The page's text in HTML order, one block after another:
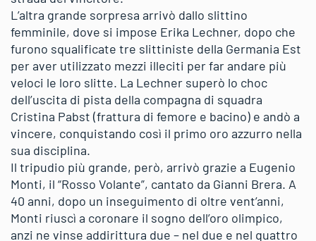
L’altra grande sorpresa arrivò dallo slittino
femminile, dove si impose Erika Lechner, dopo che
furono squalificate tre slittiniste della Germania Est
per aver utilizzato mezzi illeciti per far andare più
veloci le loro slitte. La Lechner superò lo choc
dell’uscita di pista della compagna di squadra
Cristina Pabst (frattura di femore e bacino) e andò a
vincere, conquistando così il primo oro azzurro nella
sua disciplina.
Il tripudio più grande, però, arrivò grazie a Eugenio
Monti, il “Rosso Volante”, cantato da Gianni Brera. A
40 anni, dopo un inseguimento di oltre vent’anni,
Monti riuscì a coronare il sogno dell’oro olimpico,
anzi ne vinse addirittura due – nel due e nel quattro